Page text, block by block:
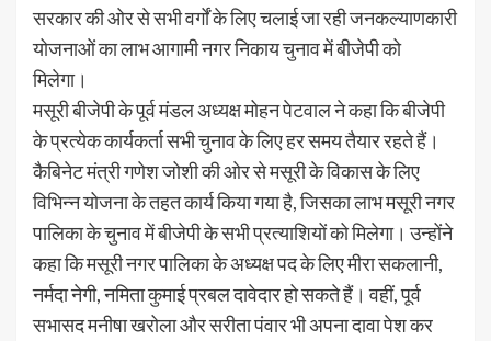
सरकार की ओर से सभी वर्गों के लिए चलाई जा रही जनकल्याणकारी
योजनाओं का लाभ आगामी नगर निकाय चुनाव में बीजेपी को
मिलेगा।
मसूरी बीजेपी के पूर्व मंडल अध्यक्ष मोहन पेटवाल ने कहा कि बीजेपी
के प्रत्येक कार्यकर्ता सभी चुनाव के लिए हर समय तैयार रहते हैं।
कैबिनेट मंत्री गणेश जोशी की ओर से मसूरी के विकास के लिए
विभिन्न योजना के तहत कार्य किया गया है, जिसका लाभ मसूरी नगर
पालिका के चुनाव में बीजेपी के सभी प्रत्याशियों को मिलेगा। उन्होंने
कहा कि मसूरी नगर पालिका के अध्यक्ष पद के लिए मीरा सकलानी,
नर्मदा नेगी, नमिता कुमाई प्रबल दावेदार हो सकते हैं। वहीं, पूर्व
सभासद मनीषा खरोला और सरीता पंवार भी अपना दावा पेश कर